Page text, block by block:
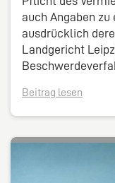
auch Angaben
ausdrücklich
Landgericht
Beitrag lesen